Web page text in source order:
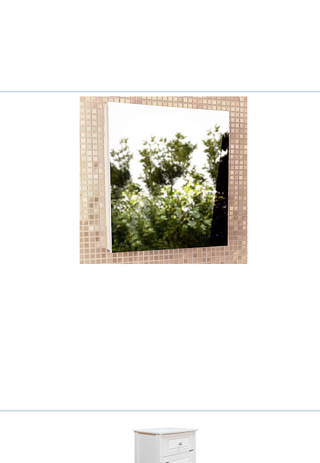
Сменить город